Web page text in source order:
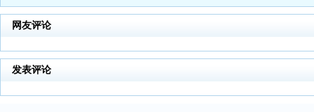
网友评论
发表评论